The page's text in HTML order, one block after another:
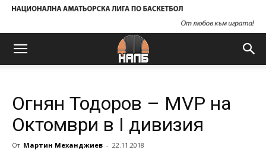
Огнян Тодоров – MVP на
Октомври в I дивизия
От Мартин Механджиев - 22.11.2018